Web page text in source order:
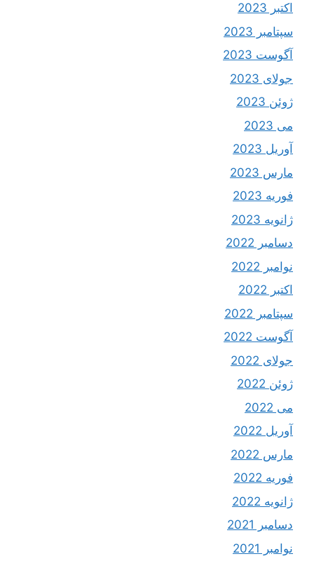
اکتبر 2023
سپتامبر 2023
آگوست 2023
جولای 2023
ژوئن 2023
می 2023
آوریل 2023
مارس 2023
فوریه 2023
ژانویه 2023
دسامبر 2022
نوامبر 2022
اکتبر 2022
سپتامبر 2022
آگوست 2022
جولای 2022
ژوئن 2022
می 2022
آوریل 2022
مارس 2022
فوریه 2022
ژانویه 2022
دسامبر 2021
نوامبر 2021